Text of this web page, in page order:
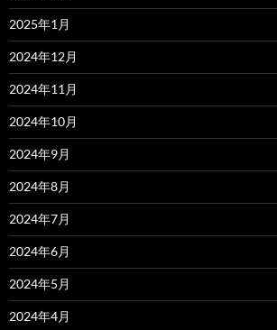
2025年1月
2024年12月
2024年11月
2024年10月
2024年9月
2024年8月
2024年7月
2024年6月
2024年5月
2024年4月